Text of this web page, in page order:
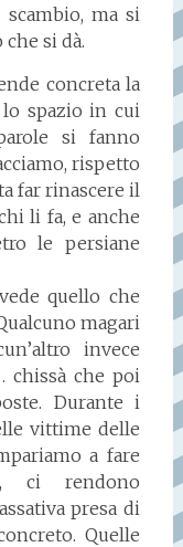
ma si
si dà.
concreta la
spazio in cui
si fanno
rispetto
far rinascere il
li fa, e anche
le persiane
quello che
magari
invece
chissà che poi
Durante i
vittime delle
a fare
ci rendono
presa di
Quelle